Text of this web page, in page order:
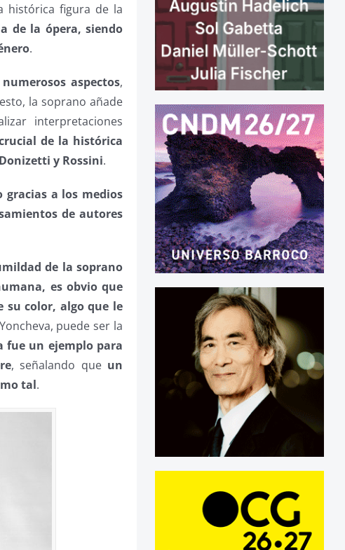
histórica figura de la
de la ópera, siendo
.
aspectos,
la soprano añade
interpretaciones
de la histórica
y Rossini.
gracias a los medios
de autores
de la soprano
es obvio que
su color, algo que le
puede ser la
fue un ejemplo para
, señalando que un
tal.